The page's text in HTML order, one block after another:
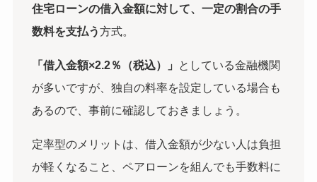
住宅ローンの借入金額に対して、一定の割合の手
数料を支払う方式。
「借入金額×2.2％（税込）」
としている金融機関
が多いですが、独自の料率を設定している場合も
あるので、事前に確認しておきましょう。
定率型のメリットは、借入金額が少ない人は負担
が軽くなること、ペアローンを組んでも手数料に